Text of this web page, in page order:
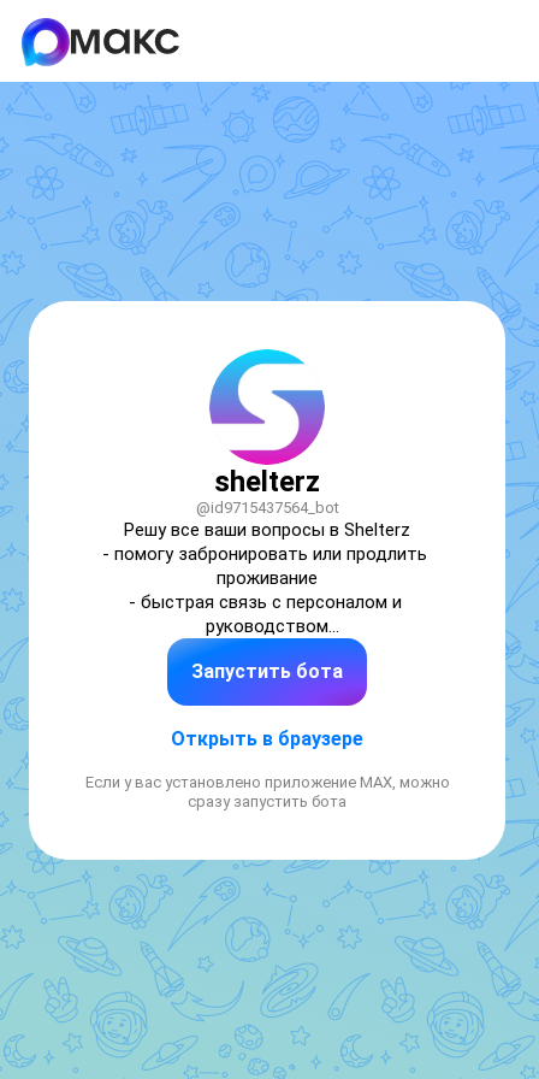
shelterz
@id9715437564_bot
Решу все ваши вопросы в Shelterz
- помогу забронировать или продлить
проживание
- быстрая связь с персоналом и
руководством
- любые отзывы и пожелания
Запустить бота
Открыть в браузере
Если у вас установлено приложение MAX, можно
сразу запустить бота